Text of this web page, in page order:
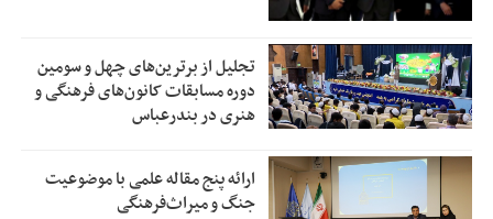
تجلیل از بر‌ترین‌های چهل و سومین
دوره مسابقات کانون‌های فرهنگی و
هنری در بندرعباس
ارائه پنج مقاله علمی با موضوعیت
جنگ و میراث‌فرهنگی